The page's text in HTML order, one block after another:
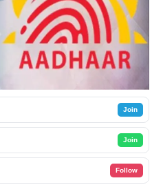
Join
Join
Follow